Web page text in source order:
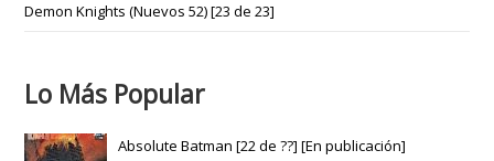
Demon Knights (Nuevos 52) [23 de 23]
Lo Más Popular
Absolute Batman [22 de ??] [En publicación]